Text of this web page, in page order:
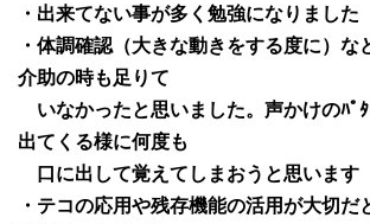
・出来てない事が多く勉強になりました
・体調確認（大きな動きをする度に）な
介助の時も足りて
いなかったと思いました。声かけのﾊﾟ
出てくる様に何度も
口に出して覚えてしまおうと思います
・テコの応用や残存機能の活用が大切だ